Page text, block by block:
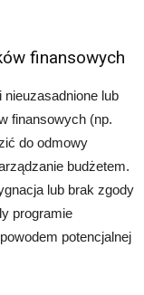
finansowych
lub
finansowych (np.
do odmowy
budżetem.
lub brak zgody
programie
potencjalnej